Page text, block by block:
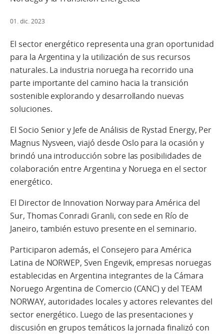
01. dic. 2023
El sector energético representa una gran oportunidad
para la Argentina y la utilización de sus recursos
naturales. La industria noruega ha recorrido una
parte importante del camino hacia la transición
sostenible explorando y desarrollando nuevas
soluciones.
El Socio Senior y Jefe de Análisis de Rystad Energy, Per
Magnus Nysveen, viajó desde Oslo para la ocasión y
brindó una introducción sobre las posibilidades de
colaboración entre Argentina y Noruega en el sector
energético.
El Director de Innovation Norway para América del
Sur, Thomas Conradi Granli, con sede en Río de
Janeiro, también estuvo presente en el seminario.
Participaron además, el Consejero para América
Latina de NORWEP, Sven Engevik, empresas noruegas
establecidas en Argentina integrantes de la Cámara
Noruego Argentina de Comercio (CANC) y del TEAM
NORWAY, autoridades locales y actores relevantes del
sector energético. Luego de las presentaciones y
discusión en grupos temáticos la jornada finalizó con